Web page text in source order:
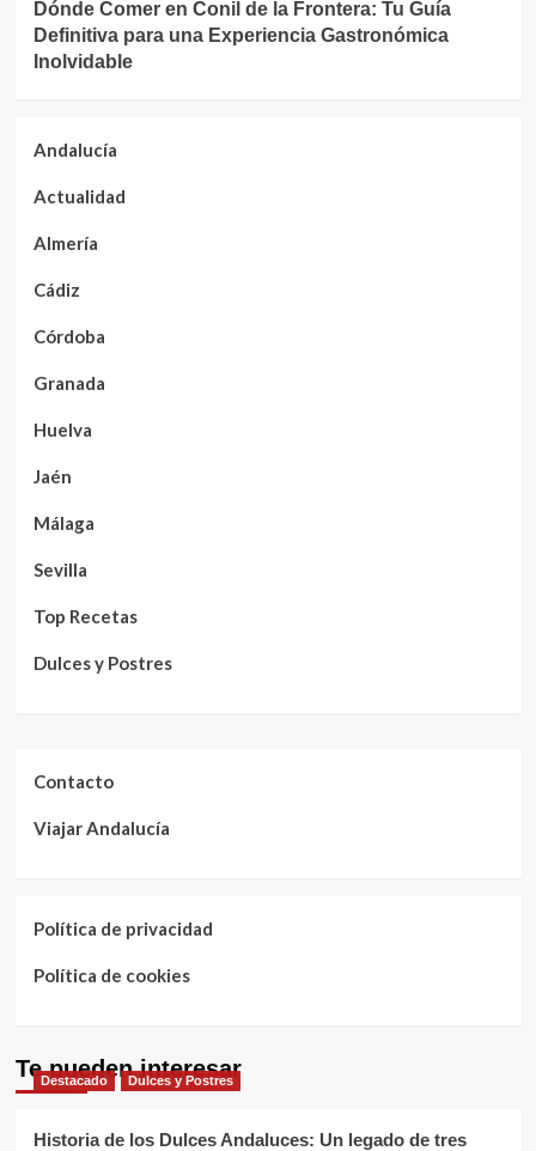
Dónde Comer en Conil de la Frontera: Tu Guía
Definitiva para una Experiencia Gastronómica
Inolvidable
Andalucía
Actualidad
Almería
Cádiz
Córdoba
Granada
Huelva
Jaén
Málaga
Sevilla
Top Recetas
Dulces y Postres
Contacto
Viajar Andalucía
Política de privacidad
Política de cookies
Te pueden interesar
Destacado Dulces y Postres
Historia de los Dulces Andaluces: Un legado de tres